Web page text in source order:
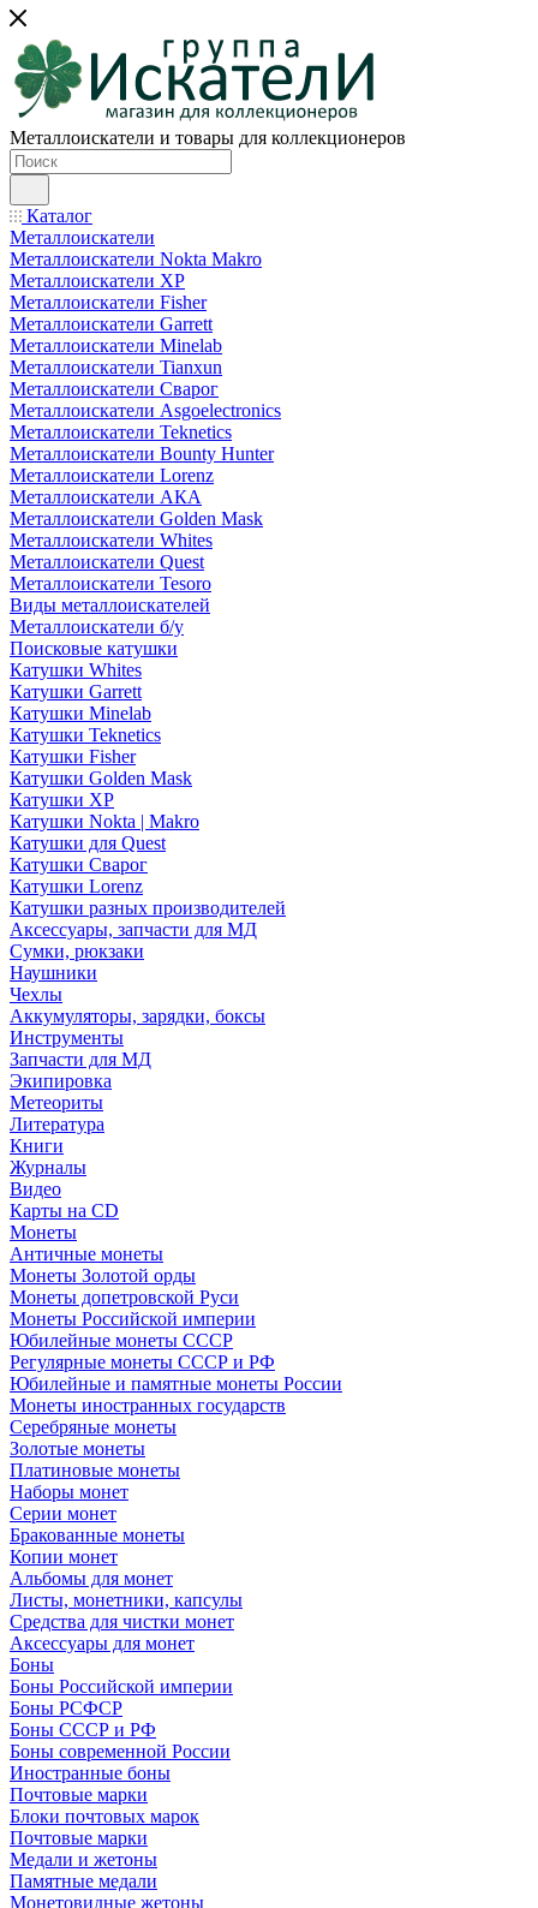
Металлоискатели и товары для коллекционеров
Каталог
Металлоискатели
Металлоискатели Nokta Makro
Металлоискатели XP
Металлоискатели Fisher
Металлоискатели Garrett
Металлоискатели Minelab
Металлоискатели Tianxun
Металлоискатели Сварог
Металлоискатели Asgoelectronics
Металлоискатели Teknetics
Металлоискатели Bounty Hunter
Металлоискатели Lorenz
Металлоискатели АКА
Металлоискатели Golden Mask
Металлоискатели Whites
Металлоискатели Quest
Металлоискатели Tesoro
Виды металлоискателей
Металлоискатели б/у
Поисковые катушки
Катушки Whites
Катушки Garrett
Катушки Minelab
Катушки Teknetics
Катушки Fisher
Катушки Golden Mask
Катушки XP
Катушки Nokta | Makro
Катушки для Quest
Катушки Сварог
Катушки Lorenz
Катушки разных производителей
Аксессуары, запчасти для МД
Сумки, рюкзаки
Наушники
Чехлы
Аккумуляторы, зарядки, боксы
Инструменты
Запчасти для МД
Экипировка
Метеориты
Литература
Книги
Журналы
Видео
Карты на CD
Монеты
Античные монеты
Монеты Золотой орды
Монеты допетровской Руси
Монеты Российской империи
Юбилейные монеты СССР
Регулярные монеты СССР и РФ
Юбилейные и памятные монеты России
Монеты иностранных государств
Серебряные монеты
Золотые монеты
Платиновые монеты
Наборы монет
Серии монет
Бракованные монеты
Копии монет
Альбомы для монет
Листы, монетники, капсулы
Средства для чистки монет
Аксессуары для монет
Боны
Боны Российской империи
Боны РСФСР
Боны СССР и РФ
Боны современной России
Иностранные боны
Почтовые марки
Блоки почтовых марок
Почтовые марки
Медали и жетоны
Памятные медали
Монетовидные жетоны